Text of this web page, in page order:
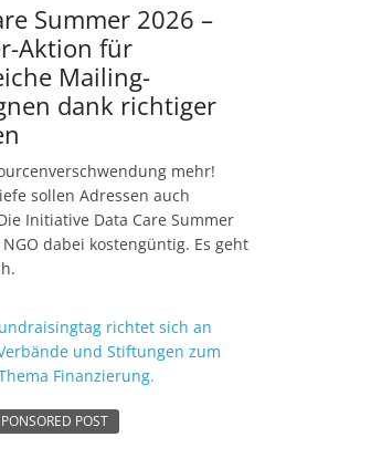
Summer 2026 –
Aktion für
Mailing-
dank richtiger
mehr!
sollen Adressen auch
Initiative Data Care Summer
dabei kostengüntig. Es geht
POST